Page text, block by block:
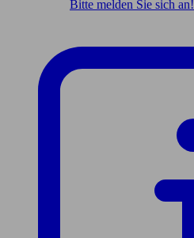
Bitte melden Sie sich an!